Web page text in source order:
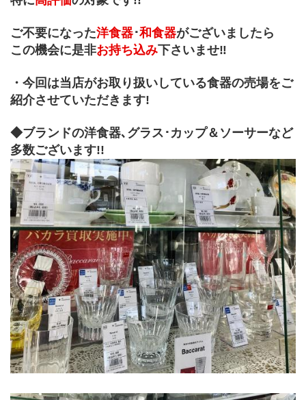
ご不要になった洋食器･和食器がございましたら
この機会に是非お持ち込み下さいませ‼
・今回は当店がお取り扱いしている食器の売場をご
紹介させていただきます!
◆ブランドの洋食器､グラス･カップ＆ソーサーなど
多数ございます!!